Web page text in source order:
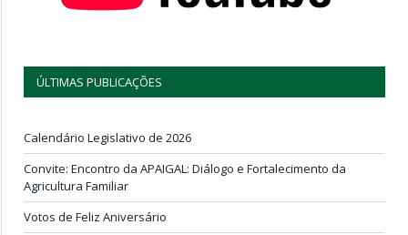
ÚLTIMAS PUBLICAÇÕES
Calendário Legislativo de 2026
Convite: Encontro da APAIGAL: Diálogo e Fortalecimento da
Agricultura Familiar
Votos de Feliz Aniversário